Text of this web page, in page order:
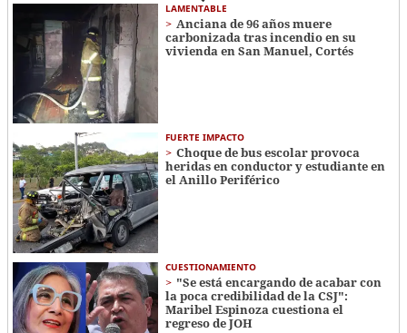
LAMENTABLE
Anciana de 96 años muere
carbonizada tras incendio en su
vivienda en San Manuel, Cortés
FUERTE IMPACTO
Choque de bus escolar provoca
heridas en conductor y estudiante en
el Anillo Periférico
CUESTIONAMIENTO
"Se está encargando de acabar con
la poca credibilidad de la CSJ":
Maribel Espinoza cuestiona el
regreso de JOH